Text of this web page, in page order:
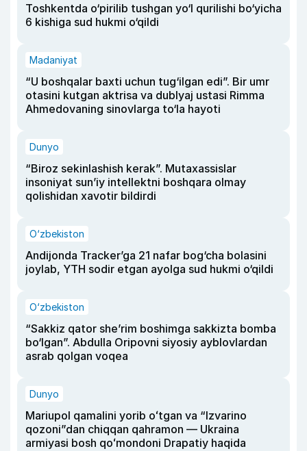
Toshkentda o‘pirilib tushgan yo‘l qurilishi bo‘yicha
6 kishiga sud hukmi o‘qildi
Madaniyat
“U boshqalar baxti uchun tug‘ilgan edi”. Bir umr
otasini kutgan aktrisa va dublyaj ustasi Rimma
Ahmedovaning sinovlarga to‘la hayoti
Dunyo
“Biroz sekinlashish kerak”. Mutaxassislar
insoniyat sun’iy intellektni boshqara olmay
qolishidan xavotir bildirdi
O‘zbekiston
Andijonda Tracker’ga 21 nafar bog‘cha bolasini
joylab, YTH sodir etgan ayolga sud hukmi o‘qildi
O‘zbekiston
“Sakkiz qator she’rim boshimga sakkizta bomba
bo‘lgan”. Abdulla Oripovni siyosiy ayblovlardan
asrab qolgan voqea
Dunyo
Mariupol qamalini yorib oʻtgan va “Izvarino
qozoni”dan chiqqan qahramon — Ukraina
armiyasi bosh qoʻmondoni Drapatiy haqida